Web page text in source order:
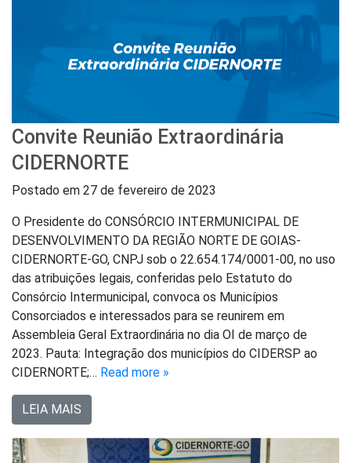
Convite Reunião Extraordinária
CIDERNORTE
Postado em 27 de fevereiro de 2023
O Presidente do CONSÓRCIO INTERMUNICIPAL DE
DESENVOLVIMENTO DA REGIÃO NORTE DE GOIAS-
CIDERNORTE-GO, CNPJ sob o 22.654.174/0001-00, no uso
das atribuições legais, conferidas pelo Estatuto do
Consórcio Intermunicipal, convoca os Municípios
Consorciados e interessados para se reunirem em
Assembleia Geral Extraordinária no dia OI de março de
2023. Pauta: Integração dos municípios do CIDERSP ao
CIDERNORTE;… Read more »
LEIA MAIS